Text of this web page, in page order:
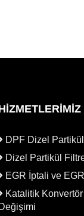
DPF Dizel
Dizel Partikül Filtre
EGR İptali ve
Katalitik Konvertör
Değişimi